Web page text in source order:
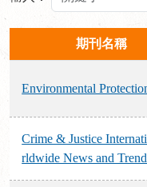
期刊名稱
Environmental
Crime & Justice
rldwide News and